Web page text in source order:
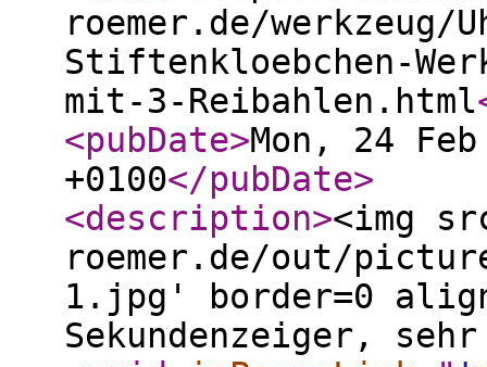
roemer.de/werkzeug/
Stiftenkloebchen-
mit-3-Reibahlen.html
<pubDate>Mon, 24
+0100</pubDate>
<description><img
roemer.de/out/
1.jpg' border=0
Sekundenzeiger,